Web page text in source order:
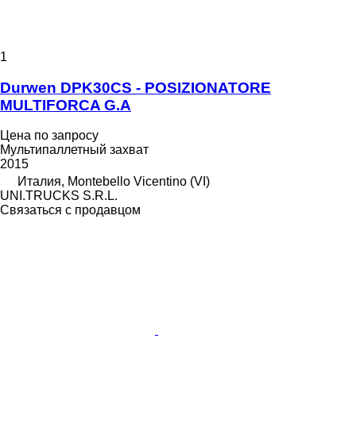
1
Durwen DPK30CS - POSIZIONATORE
MULTIFORCA G.A
Цена по запросу
Мультипаллетный захват
2015
Италия, Montebello Vicentino (VI)
UNI.TRUCKS S.R.L.
Связаться с продавцом